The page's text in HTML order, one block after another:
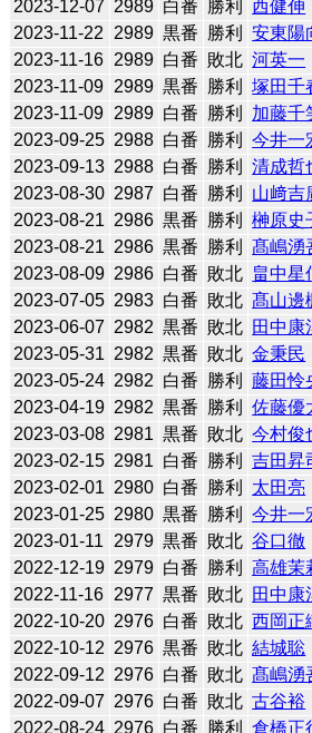
2023-12-07 2989 白番 勝利 西健伸
2023-11-22
2989 黒番 勝利 安東陽
2023-11-16 2989 白番 敗北 河英一
2023-11-09 2989 黒番 勝利 塚田千
2023-11-09 2989 白番 勝利 加藤千
2023-09-25 2988 白番 勝利 今井一
2023-09-13 2988 白番 勝利 清成哲
2023-08-30 2987 白番 勝利 山﨑吉
2023-08-21 2986 黒番 勝利 榊原史
2023-08-21 2986 黒番 勝利 髙嶋湧
2023-08-09 2986 白番 敗北 畠中星
2023-07-05 2983 白番 敗北 髙山邊
2023-06-07 2982 黒番 敗北 田中康
2023-05-31 2982 黒番 敗北 金秉民
2023-05-24 2982 白番 勝利 藤田怜
2023-04-19 2982 黒番 勝利 佐藤優
2023-03-08 2981 黒番 敗北 今村俊
2023-02-15 2981 白番 勝利 吉田昇
2023-02-01 2980 白番 勝利 太田亮
2023-01-25 2980 黒番 勝利 今井一
2023-01-11
2979 黒番 敗北 谷口徹
2022-12-19 2979 白番 勝利 高雄茉
2022-11-16 2977 黒番 敗北 田中康
2022-10-20 2976 白番 敗北 西岡正
2022-10-12 2976 黒番 敗北 結城聡
2022-09-12 2976 白番 敗北 髙嶋湧
2022-09-07 2976 白番 敗北 古谷裕
2022-08-24 2976 白番 勝利 倉橋正